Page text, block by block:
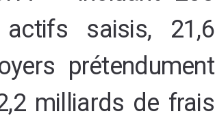
saisis, 21,6
prétendument
milliards de frais